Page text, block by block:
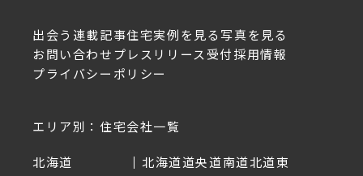
出会う 連載記事住宅実例を見る写真を見る
お問い合わせ プレスリリース受付採用情報
プライバシーポリシー
エリア別：住宅会社一覧
北海道 北海道道央道南道北道東